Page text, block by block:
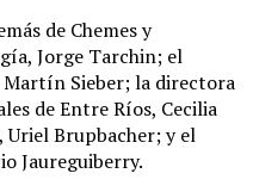
de Chemes y
Jorge Tarchin; el
Sieber; la directora
de Entre Ríos, Cecilia
Uriel Brupbacher; y el
Jaureguiberry.